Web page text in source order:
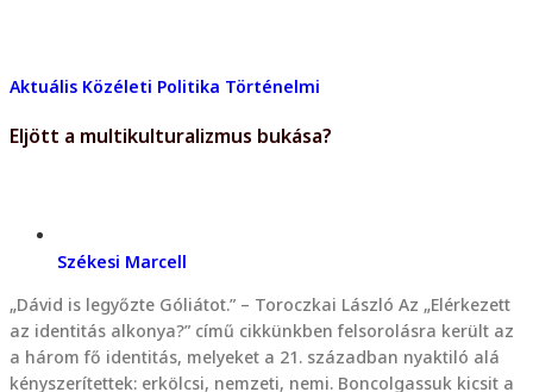
Aktuális Közéleti Politika Történelmi
Eljött a multikulturalizmus bukása?
Székesi Marcell
„Dávid is legyőzte Góliátot.” – Toroczkai László Az „Elérkezett
az identitás alkonya?” című cikkünkben felsorolásra került az
a három fő identitás, melyeket a 21. században nyaktiló alá
kényszerítettek: erkölcsi, nemzeti, nemi. Boncolgassuk kicsit a